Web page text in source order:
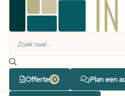
Offerte Plan een